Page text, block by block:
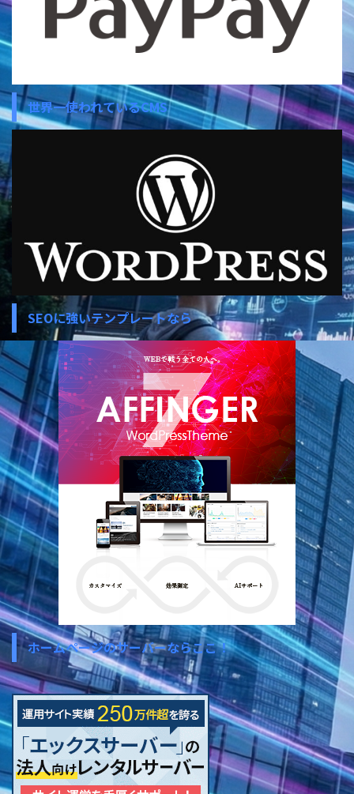
世界一使われているCMS
SEOに強いテンプレートなら
ホームページのサーバーならここ！